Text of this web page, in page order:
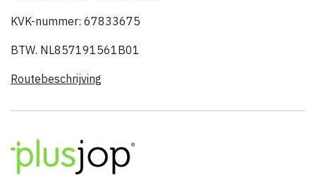
KVK-nummer: 67833675
BTW. NL857191561B01
Routebeschrijving